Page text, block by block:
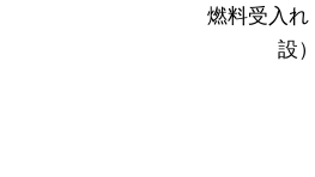
燃料受入れ
設